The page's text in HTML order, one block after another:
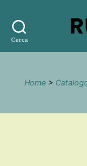
Cerca
Home >